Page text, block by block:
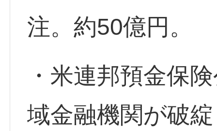
注。約50億円。
・米連邦預金保
域金融機関が破